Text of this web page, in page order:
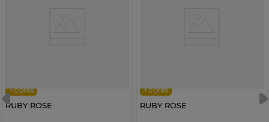
+cores
RUBY ROSE
+cores
RUBY ROSE